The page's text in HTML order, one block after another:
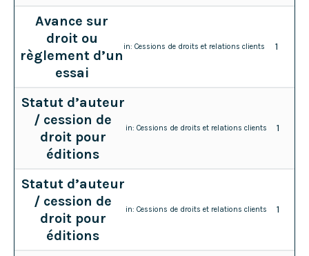
Avance sur
droit ou
règlement d’un
essai
in:Cessions de droits et relations clients 1
Statut d’auteur
/ cession de
droit pour
éditions
in:Cessions de droits et relations clients 1
Statut d’auteur
/ cession de
droit pour
éditions
in:Cessions de droits et relations clients 1